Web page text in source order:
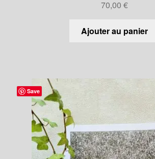
70,00 €
Ajouter au panier
Save